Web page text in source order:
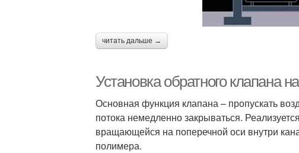
читать дальше →
Установка обратного клапана
Основная функция клапана – пропускать
потока немедленно закрываться.
вращающейся на поперечной оси внутри
полимера.